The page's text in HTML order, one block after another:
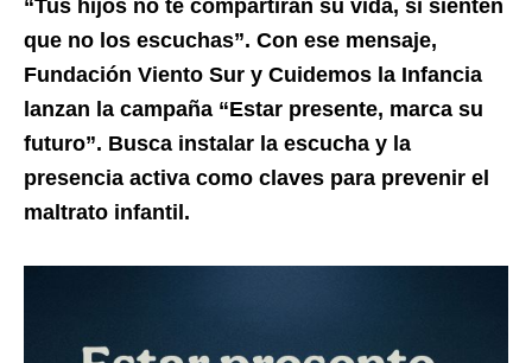
“Tus hijos no te compartirán su vida, si sienten
que no los escuchas”. Con ese mensaje,
Fundación Viento Sur y Cuidemos la Infancia
lanzan la campaña “Estar presente, marca su
futuro”. Busca instalar la escucha y la
presencia activa como claves para prevenir el
maltrato infantil.